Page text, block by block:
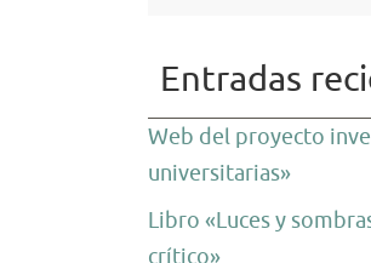
Entradas
Web del proyecto
universitarias»
Libro «Luces y
crítico»